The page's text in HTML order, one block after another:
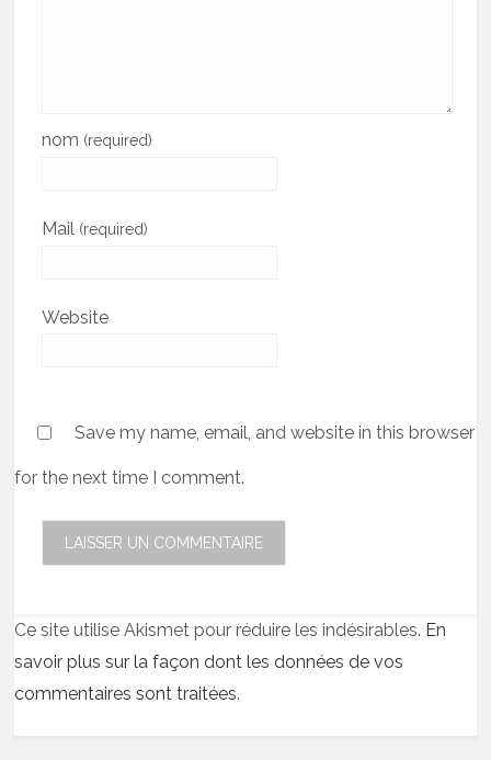
nom (required)
Mail (required)
Website
Save my name, email, and website in this browser
for the next time I comment.
Ce site utilise Akismet pour réduire les indésirables. En
savoir plus sur la façon dont les données de vos
commentaires sont traitées.